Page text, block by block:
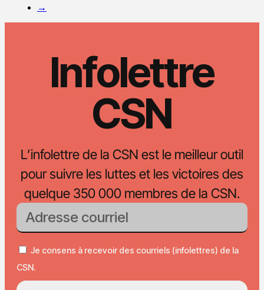
→
Infolettre
CSN
L’infolettre de la CSN est le meilleur outil
pour suivre les luttes et les victoires des
quelque 350 000 membres de la CSN.
Je consens à recevoir des courriels (infolettres) de la
CSN.